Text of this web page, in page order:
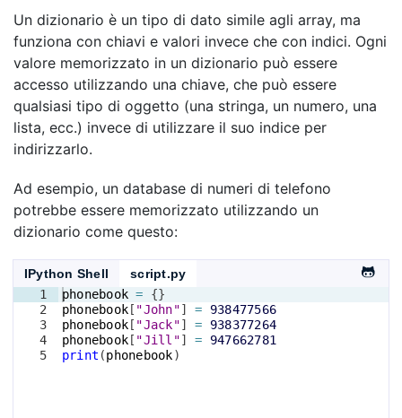
Un dizionario è un tipo di dato simile agli array, ma
funziona con chiavi e valori invece che con indici. Ogni
valore memorizzato in un dizionario può essere
accesso utilizzando una chiave, che può essere
qualsiasi tipo di oggetto (una stringa, un numero, una
lista, ecc.) invece di utilizzare il suo indice per
indirizzarlo.
Ad esempio, un database di numeri di telefono
potrebbe essere memorizzato utilizzando un
dizionario come questo:
IPython Shell
script.py
1
2
3
4
5
phonebook = {}
phonebook [ "John"] =
938477566
phonebook [ "Jack"] =
938377264
phonebook [ "Jill"] =
947662781
print (phonebook)